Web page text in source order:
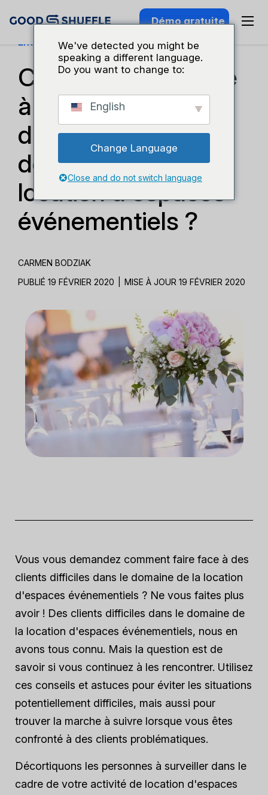
Démo gratuite
Entreprises Et Croissance
Comment faire face
à des clients
difficiles dans le
domaine de la
location d'espaces
événementiels ?
CARMEN BODZIAK
PUBLIÉ 19 FÉVRIER 2020
MISE À JOUR 19 FÉVRIER 2020
Vous vous demandez comment faire face à des
clients difficiles dans le domaine de la location
d'espaces événementiels ? Ne vous faites plus
avoir ! Des clients difficiles dans le domaine de
la location d'espaces événementiels, nous en
avons tous connu. Mais la question est de
savoir si vous continuez à les rencontrer. Utilisez
ces conseils et astuces pour éviter les situations
potentiellement difficiles, mais aussi pour
trouver la marche à suivre lorsque vous êtes
confronté à des clients problématiques.
Décortiquons les personnes à surveiller dans le
cadre de votre activité de location d'espaces
We've detected you might be
speaking a different language.
Do you want to change to:
English
Change Language
Close and do not switch language